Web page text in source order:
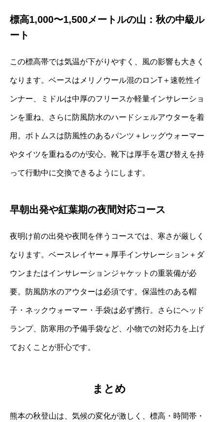
標高1,000〜1,500メートルの山：秋の中級ル
ート
この標高帯では気温が下がりやすく、風の影響も大きく
なります。ベースはメリノウール混のロンT＋速乾性イ
ンナー、ミドルは中厚のフリースか軽量インサレーショ
ンを重ね、さらに防風防水のハードシェルアウターを着
用。ボトムスは防風性のあるパンツ＋レッグウォーマー
やタイツを重ねるのが安心。靴下は厚手を選び替えを持
って行動中に交換できるようにします。
早朝出発や紅葉期の夜間対応コース
夜明け前の出発や夜間を伴うコースでは、寒さが厳しく
なります。ベースレイヤー＋厚手インサレーション＋ダ
ウンまたはインサレーションジャケットの重装備が必
要。防風防水のアウターは必須です。保温性のある帽
子・ネックウォーマー・手袋は必ず携行。さらにヘッド
ランプ、防寒用の予備手袋など、小物での対応力を上げ
ておくことが肝心です。
まとめ
熊本の秋登山は、気候の変化が激しく、標高・時間帯・